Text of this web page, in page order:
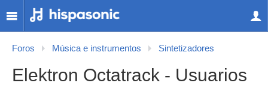
Foros Música e instrumentos Sintetizadores
Elektron Octatrack - Usuarios